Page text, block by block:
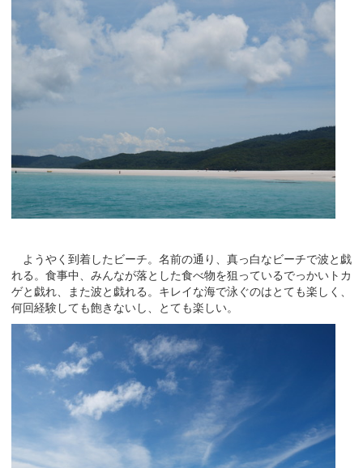
ようやく到着したビーチ。名前の通り、真っ白なビーチで波と戯
れる。食事中、みんなが落とした食べ物を狙っているでっかいトカ
ゲと戯れ、また波と戯れる。キレイな海で泳ぐのはとても楽しく、
何回経験しても飽きないし、とても楽しい。